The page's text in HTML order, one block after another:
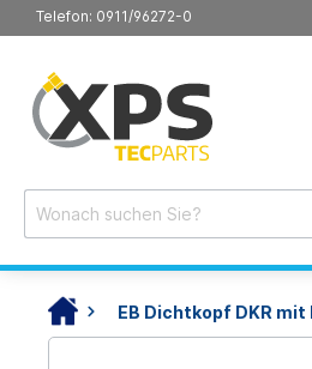
Telefon: 0911/96272-0
EB Dichtkopf DKR mit